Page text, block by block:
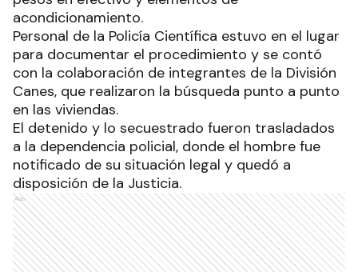
acondicionamiento.
Personal de la Policía Científica estuvo en el lugar
para documentar el procedimiento y se contó
con la colaboración de integrantes de la División
Canes, que realizaron la búsqueda punto a punto
en las viviendas.
El detenido y lo secuestrado fueron trasladados
a la dependencia policial, donde el hombre fue
notificado de su situación legal y quedó a
disposición de la Justicia.
Ads